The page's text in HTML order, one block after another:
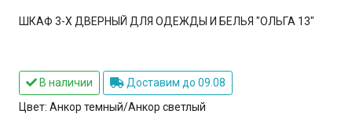
ШКАФ 3-Х ДВЕРНЫЙ ДЛЯ ОДЕЖДЫ И БЕЛЬЯ "ОЛЬГА 13"
В наличии
Доставим до 09.08
Цвет: Анкор темный/Анкор светлый